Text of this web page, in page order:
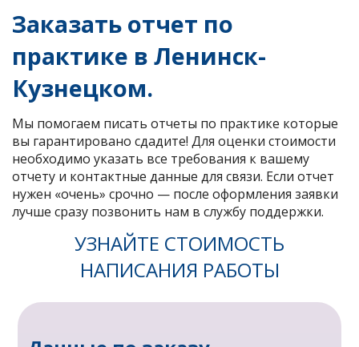
Заказать отчет по
практике в Ленинск-
Кузнецком.
Мы помогаем писать отчеты по практике которые
вы гарантировано сдадите! Для оценки стоимости
необходимо указать все требования к вашему
отчету и контактные данные для связи. Если отчет
нужен «очень» срочно — после оформления заявки
лучше сразу позвонить нам в службу поддержки.
УЗНАЙТЕ СТОИМОСТЬ
НАПИСАНИЯ РАБОТЫ